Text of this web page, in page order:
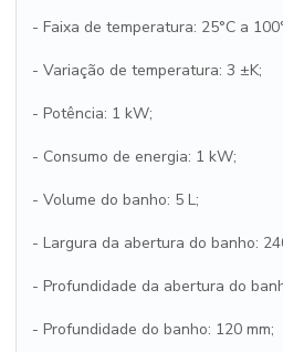
- Faixa de temperatura: 25°C a
- Variação de temperatura: 3 ±K;
- Potência: 1 kW;
- Consumo de energia: 1 kW;
- Volume do banho: 5 L;
- Largura da abertura do banho:
- Profundidade da abertura do
- Profundidade do banho: 120 mm;